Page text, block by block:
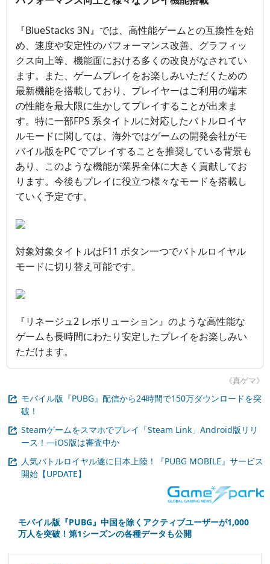
『BlueStacks 3N』では、高性能ゲームとの互換性を始
め、速度や安定性のパフォーマンス改善、グラフィッ
クス向上等、機能面における多くの改良がなされてい
ます。また、ゲームプレイをお楽しみいただくための
最新機能を搭載しており、プレイヤーはご利用の端末
の性能を最大限に生かしてプレイすることが出来ま
す。特に一部FPS 系タイトルに対応したバトルロイヤ
ルモードに関しては、海外ではゲームの開発会社がモ
バイル版をPC でプレイすることを推奨している背景も
あり、このような機能が業界全体に大きく貢献してお
ります。今後もプレイに役立つ様々なモードを搭載し
ていく予定です。
対象対象タイトルはF11 ボタン一つでバトルロイヤル
モードに切り替え可能です。
『リネージュ2 レボリューション』のような高性能な
ゲームも長時間にわたり安定したプレイをお楽しみい
ただけます。
《真ゲマ》
モバイル版『PUBG』配信から24時間で150万ダウンロードを突
破！
Steamゲームをスマホでプレイ「Steam Link」Android版リリ
ース！―iOS版は審査中か
人気バトルロイヤル遂に日本上陸！『PUBG MOBILE』サービス
開始【UPDATE】
モバイル版『PUBG』中国を除くアクティブユーザーが1,000
万人を突破！第1シーズンの各種データも公開